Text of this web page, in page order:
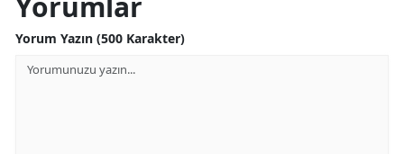
Yorum Yazın (500 Karakter)